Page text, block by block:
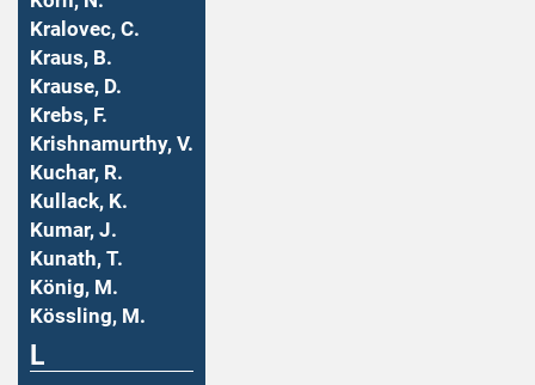
Kralovec, C.
Kraus, B.
Krause, D.
Krebs, F.
Krishnamurthy, V.
Kuchar, R.
Kullack, K.
Kumar, J.
Kunath, T.
König, M.
Kössling, M.
L